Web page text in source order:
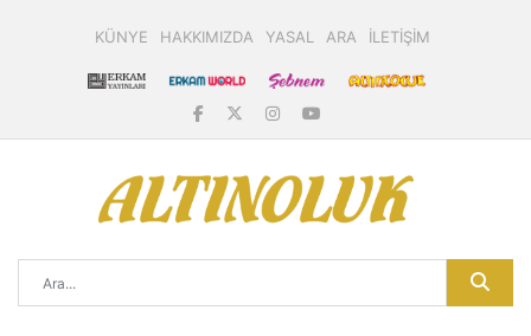
KÜNYE HAKKIMIZDA YASAL ARA İLETİŞİM